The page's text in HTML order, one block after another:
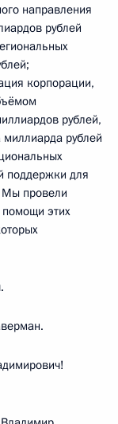
направления
рублей
корпорации,
рублей,
миллиарда рублей
поддержки для
Мы провели
помощи этих